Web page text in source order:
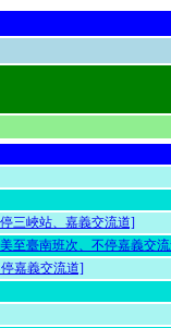
三峽站、嘉義交流道]
至臺南班次、不停嘉義交
嘉義交流道]